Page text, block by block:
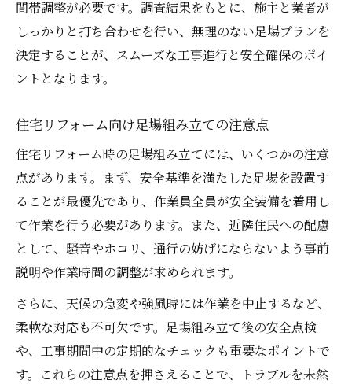
間帯調整が必要です。調査結果をもとに、施主と業者が
しっかりと打ち合わせを行い、無理のない足場プランを
決定することが、スムーズな工事進行と安全確保のポイ
ントとなります。
住宅リフォーム向け足場組み立ての注意点
住宅リフォーム時の足場組み立てには、いくつかの注意
点があります。まず、安全基準を満たした足場を設置す
ることが最優先であり、作業員全員が安全装備を着用し
て作業を行う必要があります。また、近隣住民への配慮
として、騒音やホコリ、通行の妨げにならないよう事前
説明や作業時間の調整が求められます。
さらに、天候の急変や強風時には作業を中止するなど、
柔軟な対応も不可欠です。足場組み立て後の安全点検
や、工事期間中の定期的なチェックも重要なポイントで
す。これらの注意点を押さえることで、トラブルを未然